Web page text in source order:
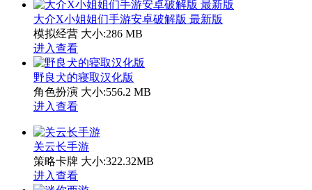
大介X小姐姐们手游安卓破解版 最新版
模拟经营 大小:286 MB
进入查看
野良犬的寝取汉化版
角色扮演 大小:556.2 MB
进入查看
关云长手游
策略卡牌 大小:322.32MB
进入查看